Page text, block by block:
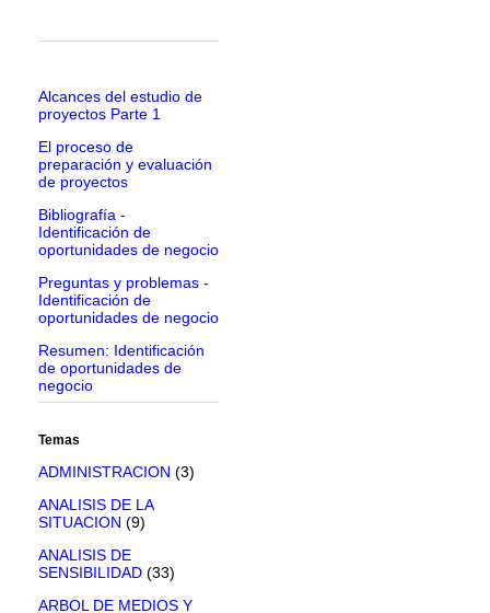
Alcances del estudio de
proyectos Parte 1
El proceso de
preparación y evaluación
de proyectos
Bibliografía -
Identificación de
oportunidades de negocio
Preguntas y problemas -
Identificación de
oportunidades de negocio
Resumen: Identificación
de oportunidades de
negocio
Temas
ADMINISTRACION (3)
ANALISIS DE LA
SITUACION (9)
ANALISIS DE
SENSIBILIDAD (33)
ARBOL DE MEDIOS Y